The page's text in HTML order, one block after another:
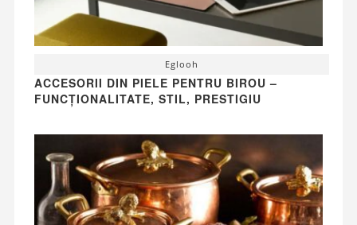
Eglooh
ACCESORII DIN PIELE PENTRU BIROU –
FUNCȚIONALITATE, STIL, PRESTIGIU